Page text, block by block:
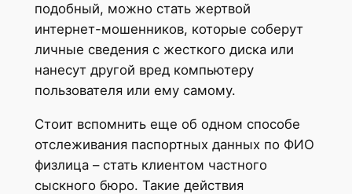
подобный, можно стать жертвой
интернет-мошенников, которые соберут
личные сведения с жесткого диска или
нанесут другой вред компьютеру
пользователя или ему самому.
Стоит вспомнить еще об одном способе
отслеживания паспортных данных по ФИО
физлица – стать клиентом частного
сыскного бюро. Такие действия